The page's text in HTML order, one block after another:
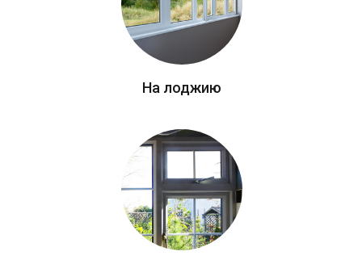
На лоджию